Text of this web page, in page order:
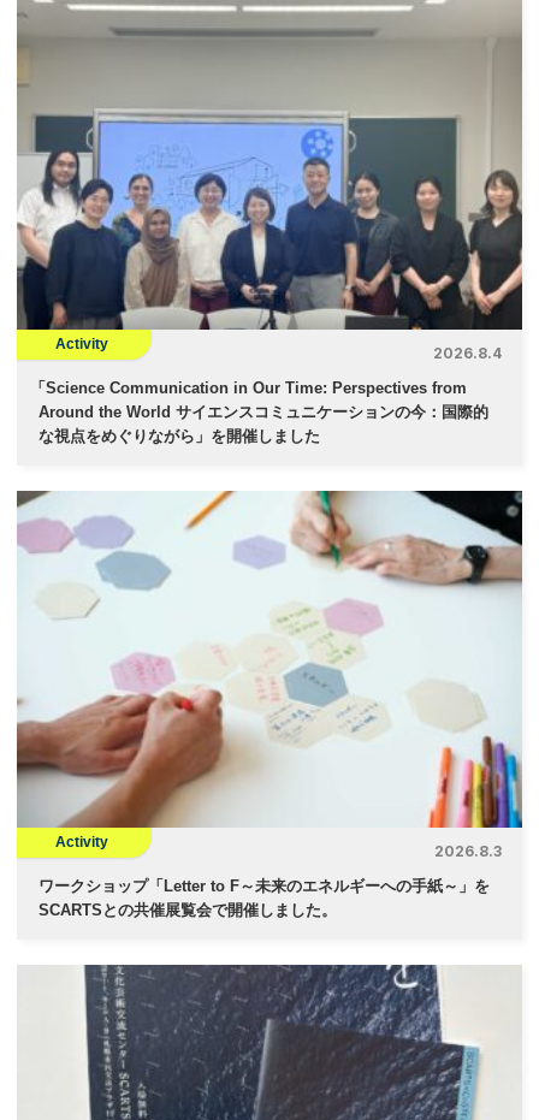
Activity
2026.8.4
「 Science Communication in Our Time: Perspectives from
Around the World サイエンスコミュニケーションの今：国際的
な視点をめぐりながら」を開催しました
Activity
2026.8.3
ワークショップ「Letter to F～未来のエネルギーへの手紙～」を
SCARTSとの共催展覧会で開催しました。